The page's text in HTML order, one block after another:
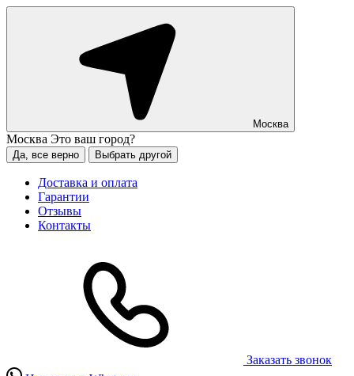
Москва
Москва Это ваш город?
Да, все верно Выбрать другой
Доставка и оплата
Гарантии
Отзывы
Контакты
Заказать звонок